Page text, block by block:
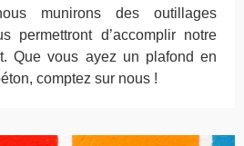
munirons des outillages
permettront d’accomplir notre
Que vous ayez un plafond en
comptez sur nous !